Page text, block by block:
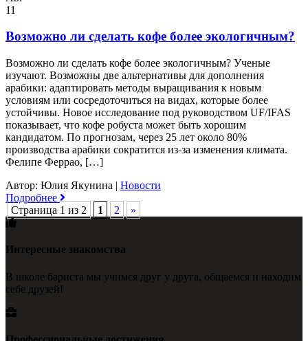
11
Возможно ли сделать кофе более экологичным?
Возможно ли сделать кофе более экологичным? Ученые
изучают. Возможны две альтернативы для дополнения
арабики: адаптировать методы выращивания к новым
условиям или сосредоточиться на видах, которые более
устойчивы. Новое исследование под руководством UF/IFAS
показывает, что кофе робуста может быть хорошим
кандидатом. По прогнозам, через 25 лет около 80%
производства арабики сократится из-за изменения климата.
Фелипе Феррао, […]
Автор: Юлия Якунина | Новости
Подробнее
Страница 1 из 2
1 2 »
Интересные знакомства
В школе бариста мы учимся друг у друга, общаемся и находим
себе друзей!